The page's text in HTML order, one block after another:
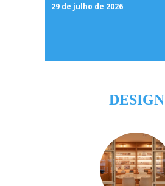
29 de julho de 2026
DESIGN